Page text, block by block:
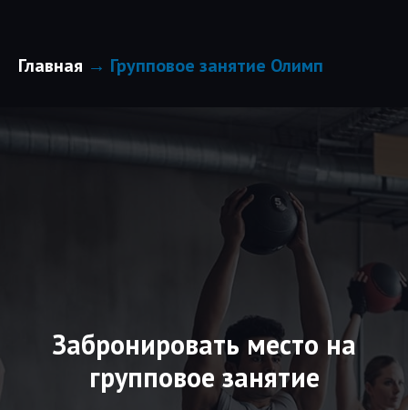
Главная → Групповое занятие Олимп
Забронировать место на
групповое занятие